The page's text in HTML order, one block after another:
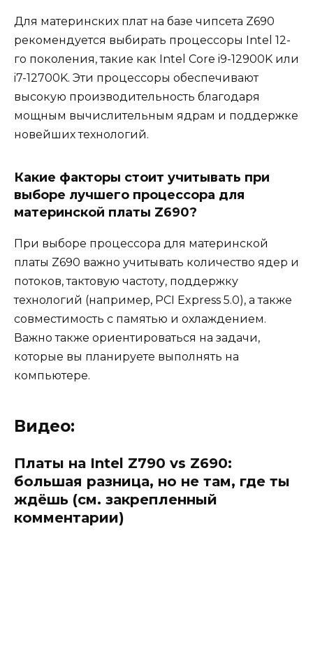
Для материнских плат на базе чипсета Z690
рекомендуется выбирать процессоры Intel 12-
го поколения, такие как Intel Core i9-12900K или
i7-12700K. Эти процессоры обеспечивают
высокую производительность благодаря
мощным вычислительным ядрам и поддержке
новейших технологий.
Какие факторы стоит учитывать при
выборе лучшего процессора для
материнской платы Z690?
При выборе процессора для материнской
платы Z690 важно учитывать количество ядер и
потоков, тактовую частоту, поддержку
технологий (например, PCI Express 5.0), а также
совместимость с памятью и охлаждением.
Важно также ориентироваться на задачи,
которые вы планируете выполнять на
компьютере.
Видео:
Платы на Intel Z790 vs Z690:
большая разница, но не там, где ты
ждёшь (см. закрепленный
комментарии)